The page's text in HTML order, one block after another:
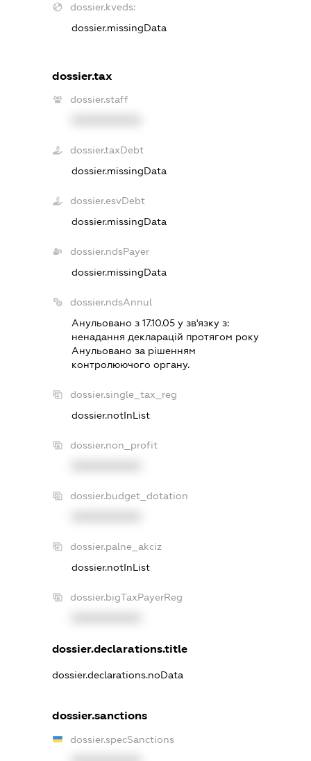
dossier.kveds:
dossier.missingData
dossier.tax
dossier.staff
dossier.taxDebt
dossier.missingData
dossier.esvDebt
dossier.missingData
dossier.ndsPayer
dossier.missingData
dossier.ndsAnnul
Анульовано з 17.10.05 у зв'язку з:
ненадання декларацiй протягом року
Анульовано за рiшенням
контролюючого органу.
dossier.single_tax_reg
dossier.notInList
dossier.non_profit
dossier.budget_dotation
dossier.palne_akciz
dossier.notInList
dossier.bigTaxPayerReg
dossier.declarations.title
dossier.declarations.noData
dossier.sanctions
dossier.specSanctions